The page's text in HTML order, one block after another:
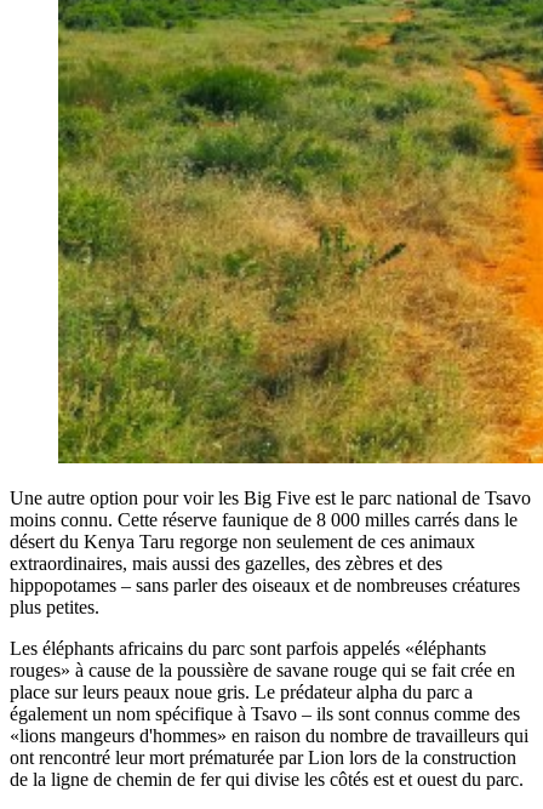
Une autre option pour voir les Big Five est le parc national de Tsavo
moins connu. Cette réserve faunique de 8 000 milles carrés dans le
désert du Kenya Taru regorge non seulement de ces animaux
extraordinaires, mais aussi des gazelles, des zèbres et des
hippopotames – sans parler des oiseaux et de nombreuses créatures
plus petites.
Les éléphants africains du parc sont parfois appelés «éléphants
rouges» à cause de la poussière de savane rouge qui se fait crée en
place sur leurs peaux noue gris. Le prédateur alpha du parc a
également un nom spécifique à Tsavo – ils sont connus comme des
«lions mangeurs d'hommes» en raison du nombre de travailleurs qui
ont rencontré leur mort prématurée par Lion lors de la construction
de la ligne de chemin de fer qui divise les côtés est et ouest du parc.